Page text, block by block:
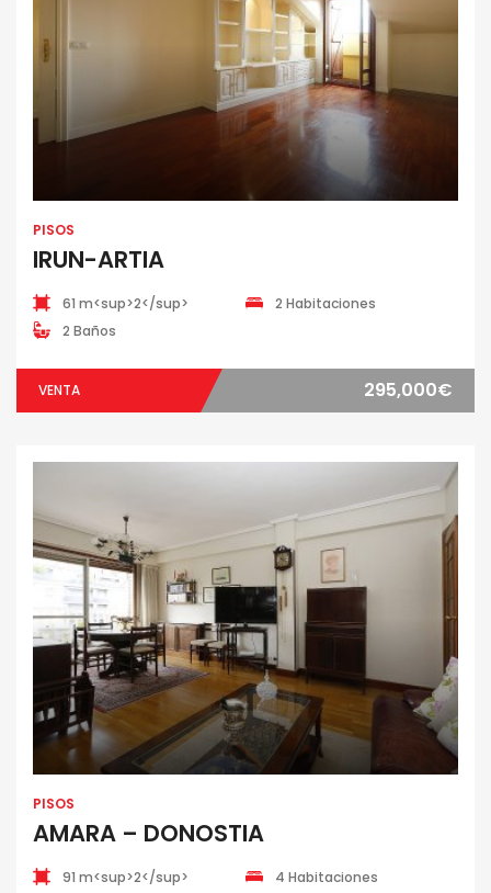
PISOS
IRUN-ARTIA
61 m<sup>2</sup>
2 Habitaciones
2 Baños
VENTA 295,000€
PISOS
AMARA – DONOSTIA
91 m<sup>2</sup>
4 Habitaciones